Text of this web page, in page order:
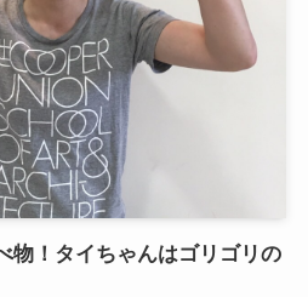
物！タイちゃんはゴリゴリの